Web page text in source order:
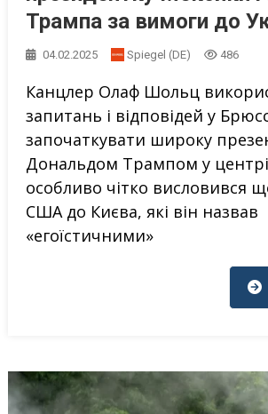
Трампа за вимоги до
04.02.2025 Spiegel (DE) 486
Канцлер Олаф Шольц
запитань і відповідей у
започаткувати широку
Дональдом Трампом у центрі
особливо чітко висловився
США до Києва, які він назвав
«егоїстичними»